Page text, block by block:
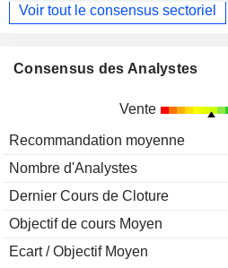
Voir tout le consensus sectoriel
Consensus des Analystes
Vente
Recommandation moyenne
Nombre d'Analystes
Dernier Cours de Cloture
Objectif de cours Moyen
Ecart / Objectif Moyen